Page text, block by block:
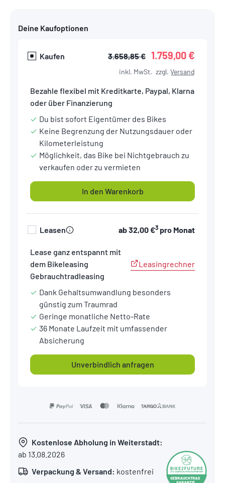
Deine Kaufoptionen
Kaufen 3.658,85 € 1.759,00 €
inkl. MwSt. zzgl. Versand
Bezahle flexibel mit Kreditkarte, Paypal, Klarna
oder über Finanzierung
Du bist sofort Eigentümer des Bikes
Keine Begrenzung der Nutzungsdauer oder
Kilometerleistung
Möglichkeit, das Bike bei Nichtgebrauch zu
verkaufen oder zu vermieten
In den Warenkorb
Leasen ab32,00 €3 pro Monat
Lease ganz entspannt mit
dem Bikeleasing
Gebrauchtradleasing
Leasingrechner
Dank Gehaltsumwandlung besonders
günstig zum Traumrad
Geringe monatliche Netto-Rate
36 Monate Laufzeit mit umfassender
Absicherung
Unverbindlich anfragen
Kostenlose Abholung in Weiterstadt:
ab 13.08.2026
Verpackung & Versand: kostenfrei